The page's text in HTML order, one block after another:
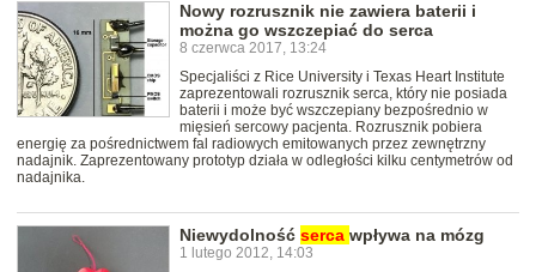
Nowy rozrusznik nie zawiera baterii i
można go wszczepiać do serca
8 czerwca 2017, 13:24
Specjaliści z Rice University i Texas Heart Institute
zaprezentowali rozrusznik serca, który nie posiada
baterii i może być wszczepiany bezpośrednio w
mięsień sercowy pacjenta. Rozrusznik pobiera
energię za pośrednictwem fal radiowych emitowanych przez zewnętrzny
nadajnik. Zaprezentowany prototyp działa w odległości kilku centymetrów od
nadajnika.
Niewydolność serca wpływa na mózg
1 lutego 2012, 14:03